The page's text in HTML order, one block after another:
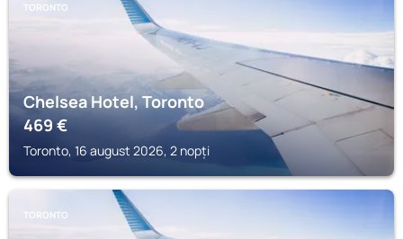
TORONTO
Chelsea Hotel, Toronto
469€
Toronto, 16 august 2026, 2 nopți
TORONTO